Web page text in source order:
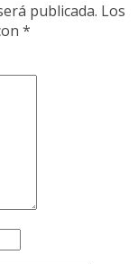
publicada. Los
*